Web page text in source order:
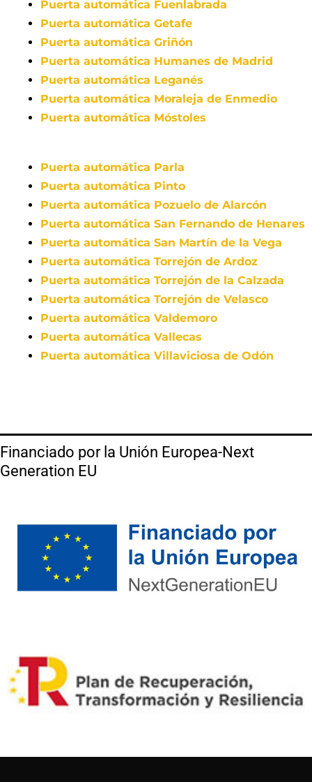
Puerta automática Fuenlabrada
Puerta automática Getafe
Puerta automática Griñón
Puerta automática Humanes de Madrid
Puerta automática Leganés
Puerta automática Moraleja de Enmedio
Puerta automática Móstoles
Puerta automática Parla
Puerta automática Pinto
Puerta automática Pozuelo de Alarcón
Puerta automática San Fernando de Henares
Puerta automática San Martín de la Vega
Puerta automática Torrejón de Ardoz
Puerta automática Torrejón de la Calzada
Puerta automática Torrejón de Velasco
Puerta automática Valdemoro
Puerta automática Vallecas
Puerta automática Villaviciosa de Odón
Financiado por la Unión Europea-Next
Generation EU